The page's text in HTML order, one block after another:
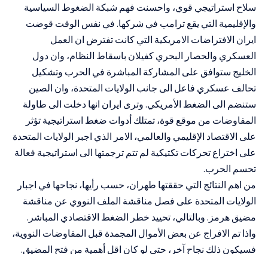
سلاح استراتيجي قوي، واحسنت فهم شبكة الضغوط السياسية
والإقليمية التي يقع ترامب في شركها. في نفس الوقت قوضت
ايران الافتراضات الامريكية التي كانت تفترض ان العمل
العسكري والحصار البحري كفيلان باسقاط النظام، وان دول
الخليج ستوافق على المشاركة المباشرة في الحرب وتشكيل
تحالف عسكري فاعل الى جانب الولايات المتحدة، وان الصين
ستنضم الى الضغط الأمريكي. وترى ايران انها دخلت الى طاولة
المفاوضات من موقع قوة، تمتلك أدوات ضغط استراتيجية تؤثر
على الاقتصاد الإقليمي والعالمي، الامر الذي اجبر الولايات المتحدة
على اختراع تحركات تكتيكية لم تتم ترجمتها الى استراتيجية فعالة
تحسم الحرب.
من اهم النتائج التي حققتها طهران، حسب رأيها، نجاحها في اجبار
الولايات المتحدة على فصل مناقشة الملف النووي عن مناقشة
مضيق هرمز. وبالتالي، تحييد خطر الضغط الاقتصادي المباشر.
واذا تم الافراج عن بعض الأموال المجمدة قبل المفاوضات النووية،
فسيكون ذلك نجاح آخر، حتى لو كان اقل أهمية من فتح المضيق.